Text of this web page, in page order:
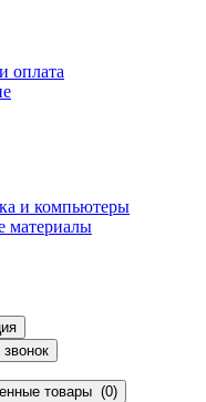
оплата
и компьютеры
материалы
товары (0)